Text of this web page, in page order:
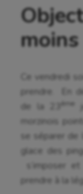
moins
Ce vendredi
prendre. En
de la 23ème
morzinois
se séparer de
glace des
s’imposer
prendre à la